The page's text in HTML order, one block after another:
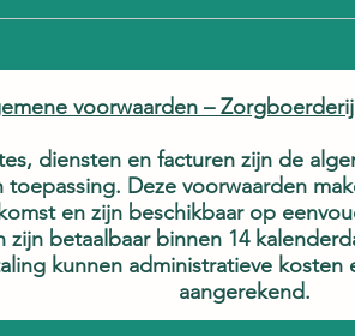
producten om weer te
Koptekst 4
voorwaarden –
diensten en facturen zijn de
toepassing. Deze voorwaarden
en zijn beschikbaar op
zijn betaalbaar binnen 14
kunnen administratieve
aangerekend.